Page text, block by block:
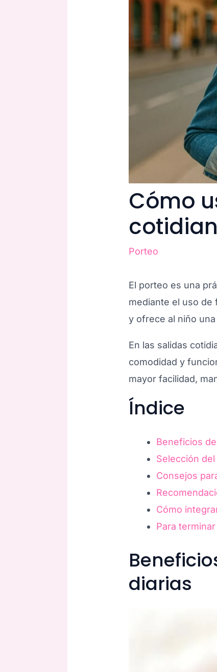
Cómo
Porteo
El porteo es una
mediante el uso de
y ofrece al niño
En las salidas
comodidad y
mayor facilidad,
Índice
Beneficios
Selección
Consejos
Cómo
Para terminar
diarias